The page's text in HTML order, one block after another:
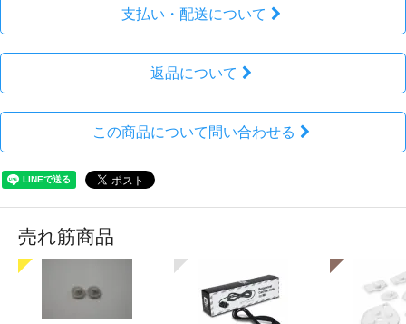
支払い・配送について
返品について
この商品について問い合わせる
売れ筋商品